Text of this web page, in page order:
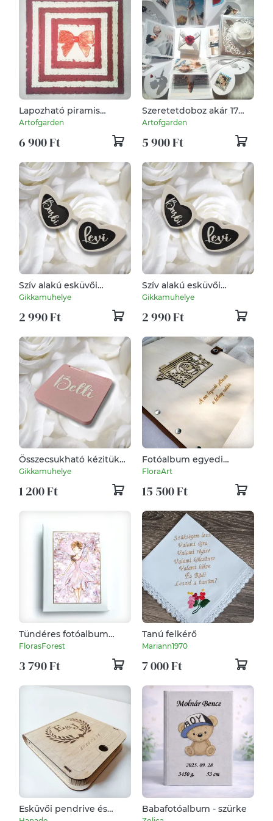
Lapozható piramis
fotóalbum dobozban
Artofgarden
6 900 Ft
Szeretetdoboz akár 17
fotóval
Artofgarden
5 900 Ft
Szív alakú esküvői
napszemüveg fotózáshoz
Gikkamuhelye
2 990 Ft
Szív alakú esküvői
napszemüveg fotózáshoz
Gikkamuhelye
2 990 Ft
Összecsukható kézitükör
névvel
Gikkamuhelye
1 200 Ft
Fotóalbum egyedi
gravírozással
FloraArt
15 500 Ft
Tündéres fotóalbum
10x15 cm-es fotóknak
FlorasForest
3 790 Ft
Tanú felkérő
Mariann1970
7 000 Ft
Esküvői pendrive és
fénykép tartó díszdoboz
Babafotóalbum - szürke